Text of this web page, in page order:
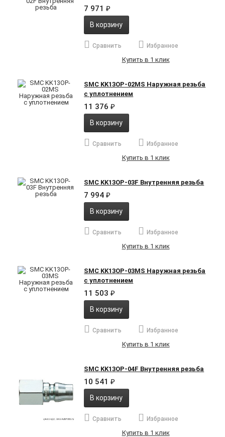
7 971₽
В корзину
Сравнить Избранное
Купить в 1 клик
SMC KK13OP-02MS Наружная резьба
с уплотнением
11 376₽
В корзину
Сравнить Избранное
Купить в 1 клик
SMC KK13OP-03F Внутренняя резьба
7 994₽
В корзину
Сравнить Избранное
Купить в 1 клик
SMC KK13OP-03MS Наружная резьба
с уплотнением
11 503₽
В корзину
Сравнить Избранное
Купить в 1 клик
SMC KK13OP-04F Внутренняя резьба
10 541₽
В корзину
Сравнить Избранное
Купить в 1 клик